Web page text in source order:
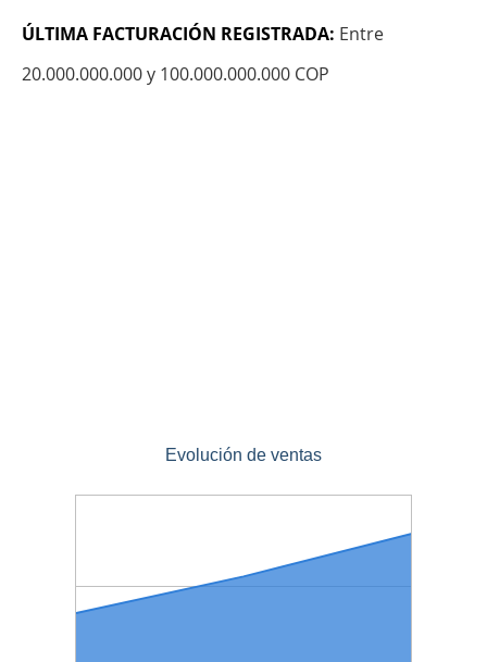
ÚLTIMA FACTURACIÓN REGISTRADA: Entre
20.000.000.000 y 100.000.000.000 COP
Evolución de ventas